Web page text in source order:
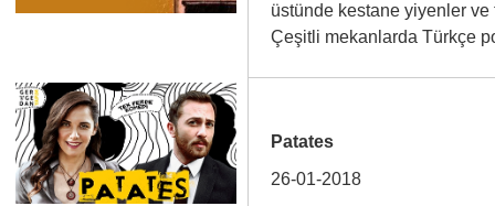
üstünde kestane yiyenler ve
Çeşitli mekanlarda
Patates
26-01-2018